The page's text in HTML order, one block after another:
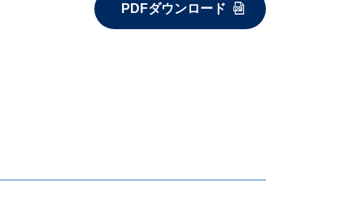
PDFダウンロード